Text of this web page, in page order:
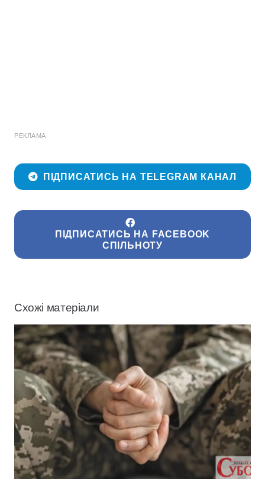
РЕКЛАМА
ПІДПИСАТИСЬ НА TELEGRAM КАНАЛ
ПІДПИСАТИСЬ НА FACEBOOK
СПІЛЬНОТУ
Схожі матеріали